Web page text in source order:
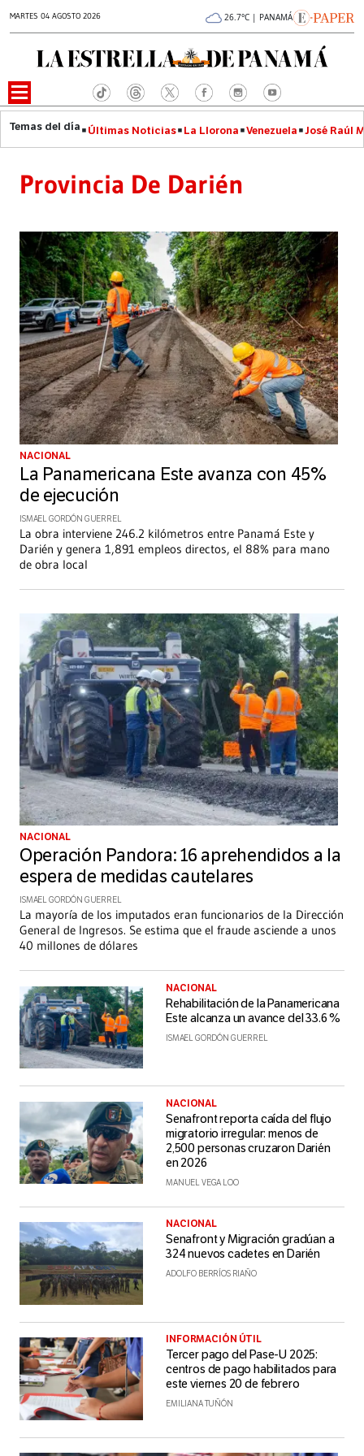
MARTES 04 AGOSTO 2026 26.7°C | PANAMÁ
Últimas Noticias La Llorona Venezuela José Raúl
Provincia De Darién
NACIONAL
La Panamericana Este avanza con 45%
de ejecución
ISMAEL GORDÓN GUERREL
La obra interviene 246.2 kilómetros entre Panamá Este y
Darién y genera 1,891 empleos directos, el 88% para mano
de obra local
NACIONAL
​Operación Pandora: 16 aprehendidos a la
espera de medidas cautelares
ISMAEL GORDÓN GUERREL
​La mayoría de los imputados eran funcionarios de la Dirección
General de Ingresos. Se estima que el fraude asciende a unos
40 millones de dólares
NACIONAL
Rehabilitación de la Panamericana
Este alcanza un avance del 33.6 %
ISMAEL GORDÓN GUERREL
NACIONAL
Senafront reporta caída del flujo
migratorio irregular: menos de
2,500 personas cruzaron Darién
en 2026
MANUEL VEGA LOO
NACIONAL
Senafront y Migración gradúan a
324 nuevos cadetes en Darién
ADOLFO BERRÍOS RIAÑO
INFORMACIÓN ÚTIL
Tercer pago del Pase-U 2025:
centros de pago habilitados para
este viernes 20 de febrero
EMILIANA TUÑÓN